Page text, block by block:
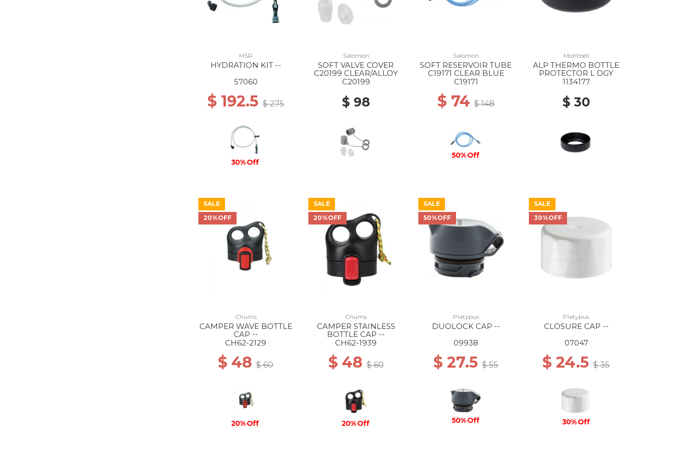
MSR
HYDRATION KIT --
57060
$ 192.5$ 275
30% Off
Salomon
SOFT VALVE COVER
C20199 CLEAR/ALLOY
C20199
$ 98
Salomon
SOFT RESERVOIR TUBE
C19171 CLEAR BLUE
C19171
$ 74 $ 148
50% Off
Montbell
ALP THERMO BOTTLE
PROTECTOR L DGY
1134177
$ 30
SALE
20%OFF
Chums
CAMPER WAVE BOTTLE
CAP --
CH62-2129
$ 48$ 60
20% Off
SALE
20%OFF
Chums
CAMPER STAINLESS
BOTTLE CAP --
CH62-1939
$ 48$ 60
20% Off
SALE
50%OFF
Platypus
DUOLOCK CAP --
09938
$ 27.5$ 55
50% Off
SALE
30%OFF
Platypus
CLOSURE CAP --
07047
$ 24.5$ 35
30% Off